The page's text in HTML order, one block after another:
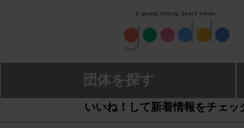
団体を探す
いいね！して新着情報をチェッ